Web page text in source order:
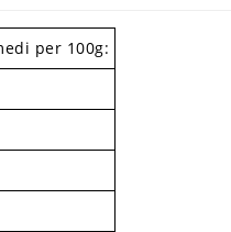
per 100g: